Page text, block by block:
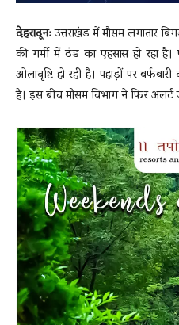
देहरादून:उत्तराखंड में मौसम लगातार
की गर्मी में ठंड का एहसास हो रहा
ओलावृष्टि हो रही है। पहाड़ों पर
है। इस बीच मौसम विभाग ने फिर अलर्ट